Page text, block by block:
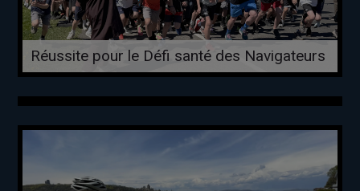
Réussite pour le Défi santé des Navigateurs